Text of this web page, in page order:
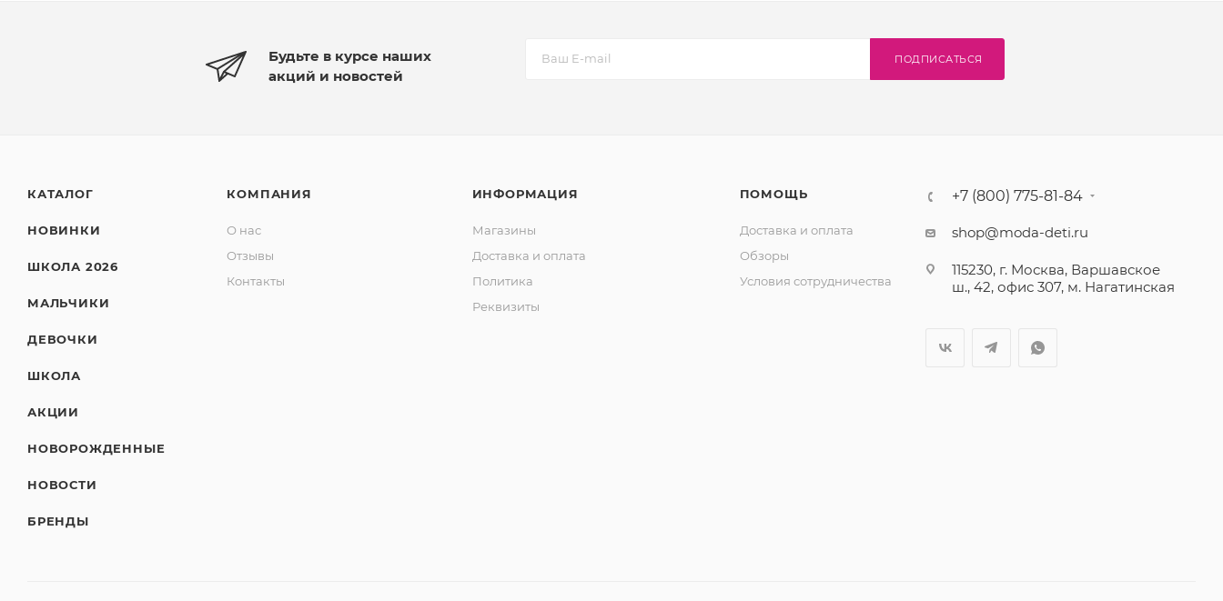
Будьте в курсе наших
акций и новостей
ПОДПИСАТЬСЯ
КАТАЛОГ
НОВИНКИ
ШКОЛА 2026
МАЛЬЧИКИ
ДЕВОЧКИ
ШКОЛА
АКЦИИ
НОВОРОЖДЕННЫЕ
НОВОСТИ
БРЕНДЫ
КОМПАНИЯ
О нас
Отзывы
Контакты
ИНФОРМАЦИЯ
Магазины
Доставка и оплата
Политика
Реквизиты
ПОМОЩЬ
Доставка и оплата
Обзоры
Условия сотрудничества
+7 (800) 775-81-84
shop@moda-deti.ru
115230, г. Москва, Варшавское
ш., 42, офис 307, м. Нагатинская